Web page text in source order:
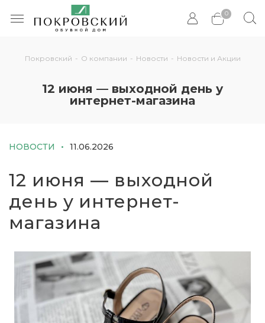
0
Покровский - О компании - Новости - Новости и Акции
12 июня — выходной день у
интернет-магазина
НОВОСТИ 11.06.2026
12 июня — выходной
день у интернет-
магазина